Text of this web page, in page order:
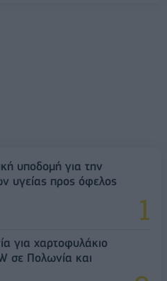
υποδομή για την
υγείας προς όφελος
για χαρτοφυλάκιο
σε Πολωνία και